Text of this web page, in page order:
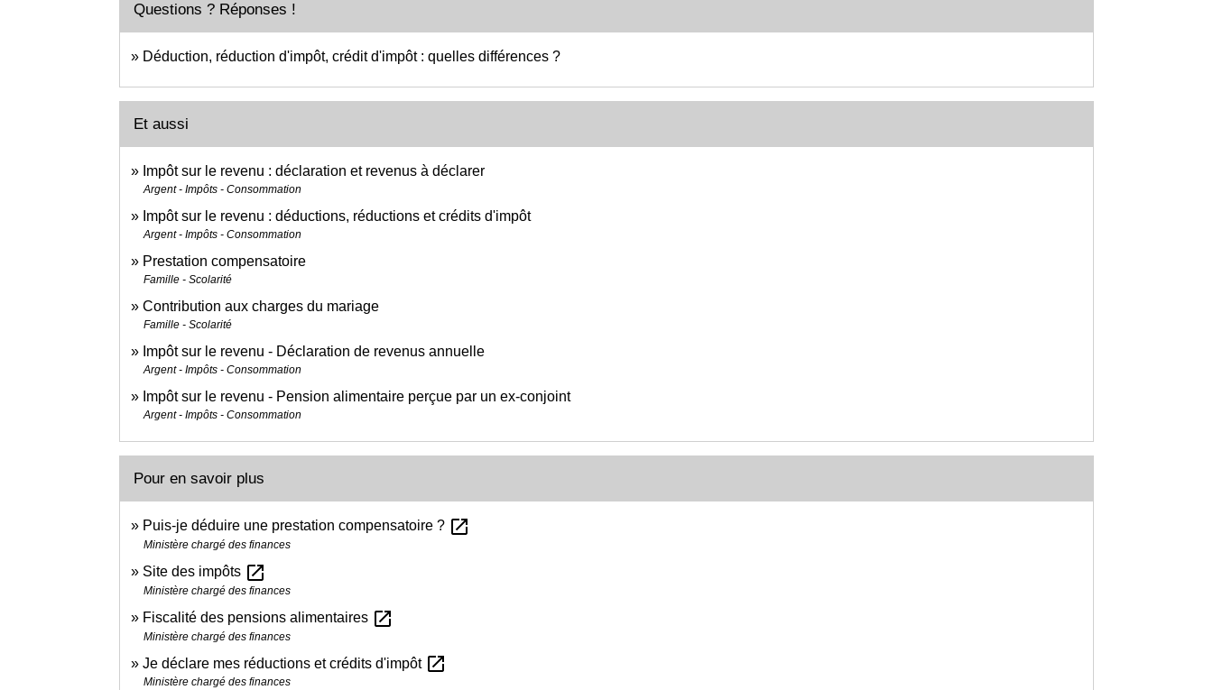
Questions ? Réponses !
Déduction, réduction d'impôt, crédit d'impôt : quelles différences ?
Et aussi
Impôt sur le revenu : déclaration et revenus à déclarer
Argent - Impôts - Consommation
Impôt sur le revenu : déductions, réductions et crédits d'impôt
Argent - Impôts - Consommation
Prestation compensatoire
Famille - Scolarité
Contribution aux charges du mariage
Famille - Scolarité
Impôt sur le revenu - Déclaration de revenus annuelle
Argent - Impôts - Consommation
Impôt sur le revenu - Pension alimentaire perçue par un ex-conjoint
Argent - Impôts - Consommation
Pour en savoir plus
Puis-je déduire une prestation compensatoire ? open_in_new
Ministère chargé des finances
Site des impôts open_in_new
Ministère chargé des finances
Fiscalité des pensions alimentaires open_in_new
Ministère chargé des finances
Je déclare mes réductions et crédits d'impôt open_in_new
Ministère chargé des finances